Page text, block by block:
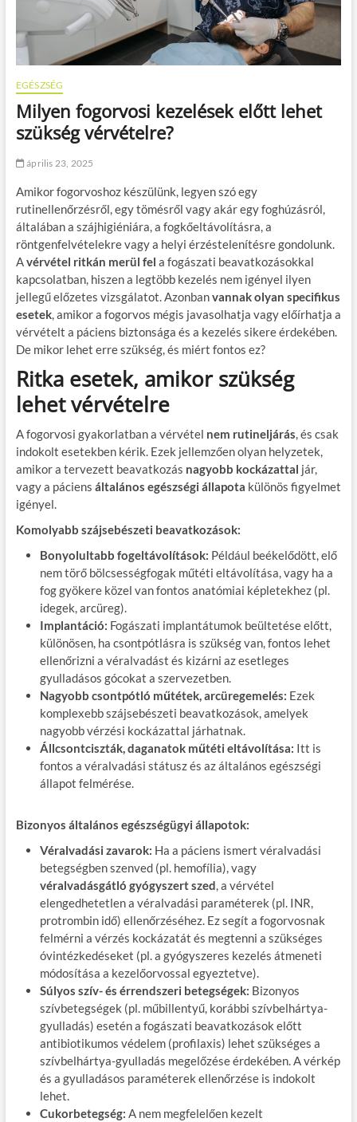
EGÉSZSÉG
Milyen fogorvosi kezelések előtt lehet
szükség vérvételre?
április 23, 2025
Amikor fogorvoshoz készülünk, legyen szó egy
rutinellenőrzésről, egy tömésről vagy akár egy foghúzásról,
általában a szájhigiéniára, a fogkőeltávolításra, a
röntgenfelvételekre vagy a helyi érzéstelenítésre gondolunk.
Avérvétel ritkán merül fel a fogászati beavatkozásokkal
kapcsolatban, hiszen a legtöbb kezelés nem igényel ilyen
jellegű előzetes vizsgálatot. Azonbanvannak olyan specifikus
esetek, amikor a fogorvos mégis javasolhatja vagy előírhatja a
vérvételt a páciens biztonsága és a kezelés sikere érdekében.
De mikor lehet erre szükség, és miért fontos ez?
Ritka esetek, amikor szükség
lehet vérvételre
A fogorvosi gyakorlatban a vérvétel nem rutineljárás , és csak
indokolt esetekben kérik. Ezek jellemzően olyan helyzetek,
amikor a tervezett beavatkozás nagyobb kockázattal jár,
vagy a páciens általános egészségi állapota különös figyelmet
igényel.
Komolyabb szájsebészeti beavatkozások:
Bonyolultabb fogeltávolítások: Például beékelődött, elő
nem törő bölcsességfogak műtéti eltávolítása, vagy ha a
fog gyökere közel van fontos anatómiai képletekhez (pl.
idegek, arcüreg).
Implantáció: Fogászati implantátumok beültetése előtt,
különösen, ha csontpótlásra is szükség van, fontos lehet
ellenőrizni a véralvadást és kizárni az esetleges
gyulladásos gócokat a szervezetben.
Nagyobb csontpótló műtétek, arcüregemelés: Ezek
komplexebb szájsebészeti beavatkozások, amelyek
nagyobb vérzési kockázattal járhatnak.
Állcsontciszták, daganatok műtéti eltávolítása: Itt is
fontos a véralvadási státusz és az általános egészségi
állapot felmérése.
Bizonyos általános egészségügyi állapotok:
Véralvadási zavarok: Ha a páciens ismert véralvadási
betegségben szenved (pl. hemofília), vagy
véralvadásgátló gyógyszert szed , a vérvétel
elengedhetetlen a véralvadási paraméterek (pl. INR,
protrombin idő) ellenőrzéséhez. Ez segít a fogorvosnak
felmérni a vérzés kockázatát és megtenni a szükséges
óvintézkedéseket (pl. a gyógyszeres kezelés átmeneti
módosítása a kezelőorvossal egyeztetve).
Súlyos szív- és érrendszeri betegségek: Bizonyos
szívbetegségek (pl. műbillentyű, korábbi szívbelhártya-
gyulladás) esetén a fogászati beavatkozások előtt
antibiotikumos védelem (profilaxis) lehet szükséges a
szívbelhártya-gyulladás megelőzése érdekében. A vérkép
és a gyulladásos paraméterek ellenőrzése is indokolt
lehet.
Cukorbetegség: A nem megfelelően kezelt